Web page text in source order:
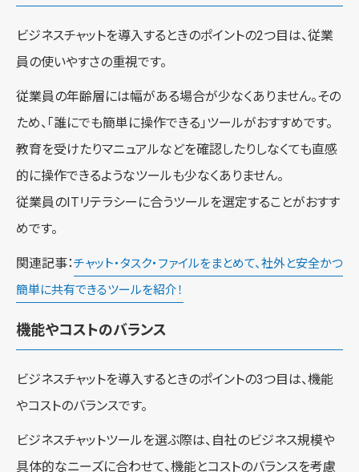
ビジネスチャットを導入するときのポイントの2つ目は、従業
員の使いやすさの重視です。
従業員の年齢層には幅がある場合が少なくありません。その
ため、「誰にでも簡単に操作できる」ツールがおすすめです。
教育を受けたりマニュアルなどを確認したりしなくても直感
的に操作できるようなツールも少なくありません。
従業員のITリテラシーに合うツールを選定することがおすす
めです。
関連記事：チャット・タスク・ファイルをまとめて、社外と安全かつ
簡単に共有できるツールを紹介！
機能やコストのバランス
ビジネスチャットを導入するときのポイントの3つ目は、機能
やコストのバランスです。
ビジネスチャットツールを選ぶ際は、自社のビジネス規模や
具体的なニーズに合わせて、機能とコストのバランスを考慮